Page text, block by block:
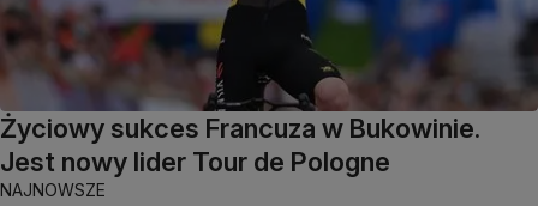
Życiowy sukces Francuza w Bukowinie.
Jest nowy lider Tour de Pologne
NAJNOWSZE